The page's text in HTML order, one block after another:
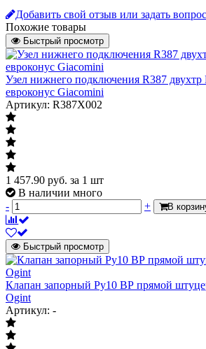
Штуцер
Масса нетто
Страна происхождения
Штрих-код на одну ТМЦ
Подключение к отопительному прибору
Подключение к трубопроводу
Диаметр
Добавить свой отзыв или задать вопрос
Похожие товары
Быстрый просмотр
Узел нижнего подключения R387
евроконус Giacomini
Артикул: R387X002
1 457.90 руб. за 1 шт
В наличии много
-
+ В
Быстрый просмотр
Клапан запорный Ру10 ВР прямой
Ogint
Артикул: -